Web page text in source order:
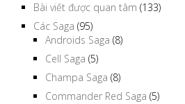
Bài viết được quan tâm (133)
Các Saga (95)
Androids Saga (8)
Cell Saga (5)
Champa Saga (8)
Commander Red Saga (5)